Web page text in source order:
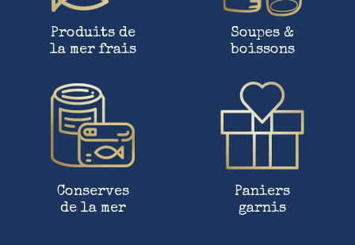
Produits de
la mer frais
Soupes &
boissons
Conserves
de la mer
Paniers
garnis